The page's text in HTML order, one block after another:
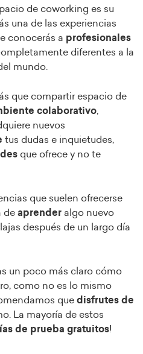
de coworking es su
una de las experiencias
conocerás a profesionales
diferentes a la
mundo.
que compartir espacio de
colaborativo,
nuevos
tus dudas e inquietudes,
que ofrece y no te
que suelen ofrecerse
de aprender algo nuevo
después de un largo día
un poco más claro cómo
como no es lo mismo
que disfrutes de
La mayoría de estos
de prueba gratuitos!